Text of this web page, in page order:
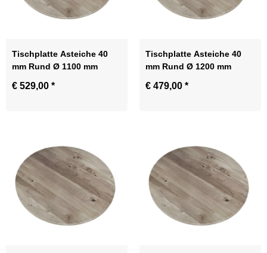
Tischplatte Asteiche 40
mm Rund Ø 1100 mm
€ 529,00 *
Tischplatte Asteiche 40
mm Rund Ø 1200 mm
€ 479,00 *